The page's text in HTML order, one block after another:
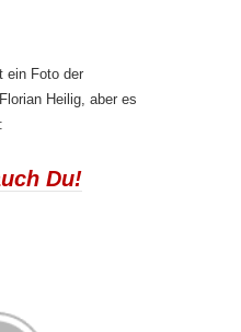
ein Foto der
Heilig, aber es
Du!